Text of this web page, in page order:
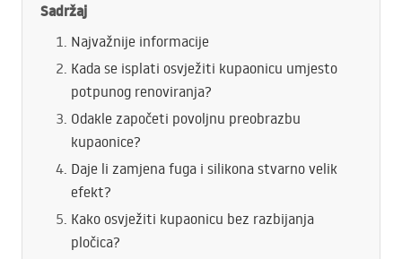
Sadržaj
Najvažnije informacije
Kada se isplati osvježiti kupaonicu umjesto
potpunog renoviranja?
Odakle započeti povoljnu preobrazbu
kupaonice?
Daje li zamjena fuga i silikona stvarno velik
efekt?
Kako osvježiti kupaonicu bez razbijanja
pločica?